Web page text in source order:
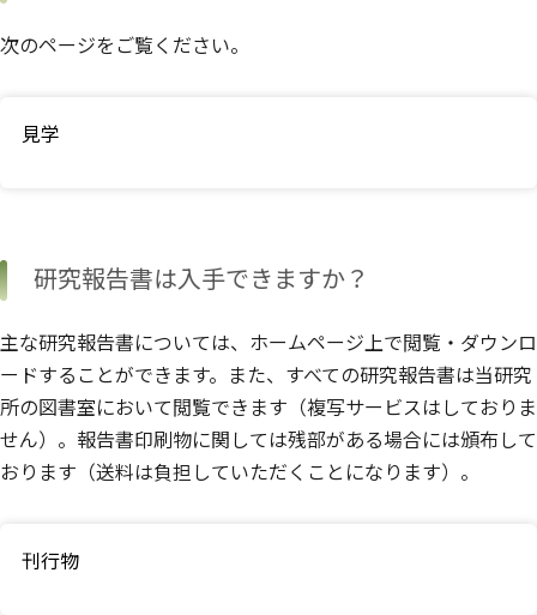
次のページをご覧ください。
見学
研究報告書は入手できますか？
主な研究報告書については、ホームページ上で閲覧・ダウンロ
ードすることができます。また、すべての研究報告書は当研究
所の図書室において閲覧できます（複写サービスはしておりま
せん）。報告書印刷物に関しては残部がある場合には頒布して
おります（送料は負担していただくことになります）。
刊行物